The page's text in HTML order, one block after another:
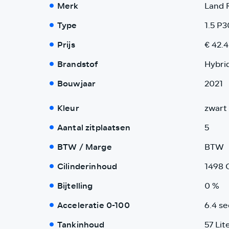
Merk
Land
Type
1.5
Prijs
€
Brandstof
Bouwjaar
2021
Kleur
Aantal zitplaatsen
5
BTW / Marge
BTW
Cilinderinhoud
1498
Bijtelling
0 %
Acceleratie 0-100
6.4
Tankinhoud
57